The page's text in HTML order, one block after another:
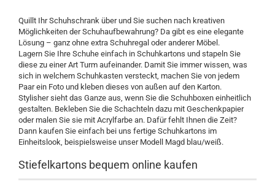
Quillt Ihr Schuhschrank über und Sie suchen nach kreativen
Möglichkeiten der Schuhaufbewahrung? Da gibt es eine elegante
Lösung – ganz ohne extra Schuhregal oder anderer Möbel.
Lagern Sie Ihre Schuhe einfach in Schuhkartons und stapeln Sie
diese zu einer Art Turm aufeinander. Damit Sie immer wissen, was
sich in welchem Schuhkasten versteckt, machen Sie von jedem
Paar ein Foto und kleben dieses von außen auf den Karton.
Stylisher sieht das Ganze aus, wenn Sie die Schuhboxen einheitlich
gestalten. Bekleben Sie die Schachteln dazu mit Geschenkpapier
oder malen Sie sie mit Acrylfarbe an. Dafür fehlt Ihnen die Zeit?
Dann kaufen Sie einfach bei uns fertige Schuhkartons im
Einheitslook, beispielsweise unser Modell Magd blau/weiß.
Stiefelkartons bequem online kaufen